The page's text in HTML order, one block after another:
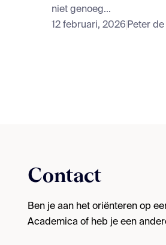
niet genoeg...
12 februari, 2026 Peter
Contact
Ben je aan het oriënteren op
Academica of heb je een